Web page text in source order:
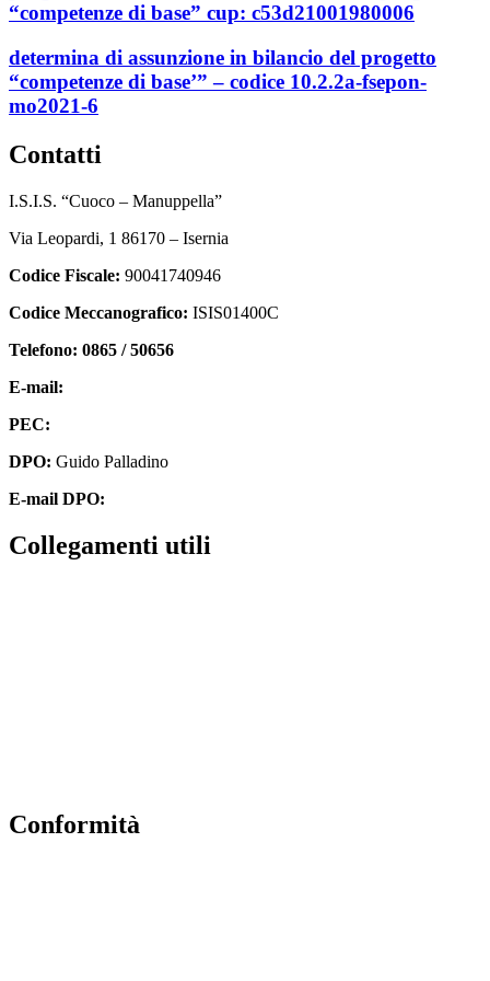
“competenze di base” cup: c53d21001980006
determina di assunzione in bilancio del progetto
“competenze di base’” – codice 10.2.2a-fsepon-
mo2021-6
contatti
I.S.I.S. “Cuoco – Manuppella”
Via Leopardi, 1 86170 – Isernia
Codice Fiscale: 90041740946
Codice Meccanografico: ISIS01400C
Telefono: 0865 / 50656
E-mail:
PEC:
DPO: Guido Palladino
E-mail DPO:
collegamenti utili
conformità